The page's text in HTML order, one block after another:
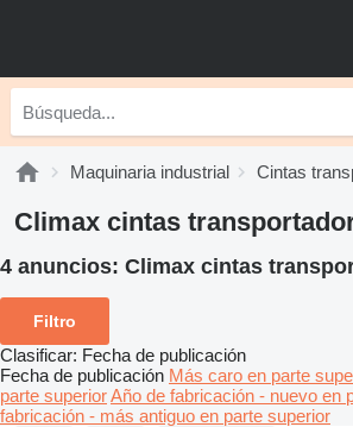
Maquinaria industrial Cintas
Climax cintas
4 anuncios: Climax cintas
Filtro
Clasificar: Fecha de publicación
Fecha de publicación Más caro en parte
parte superiorAño de fabricación - nuevo en
fabricación - más antiguo en parte superior